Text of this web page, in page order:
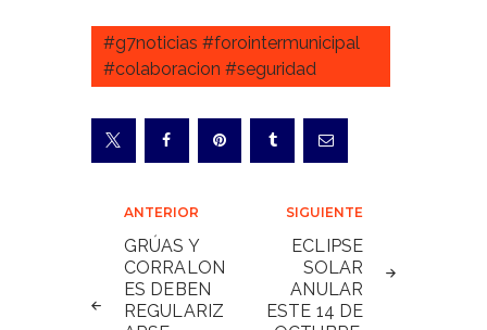
#g7noticias #forointermunicipal
#colaboracion #seguridad
Navegación
de
entradas
ANTERIOR
GRÚAS Y
CORRALON
ES DEBEN
REGULARIZ
SIGUIENTE
ECLIPSE
SOLAR
ANULAR
ESTE 14 DE